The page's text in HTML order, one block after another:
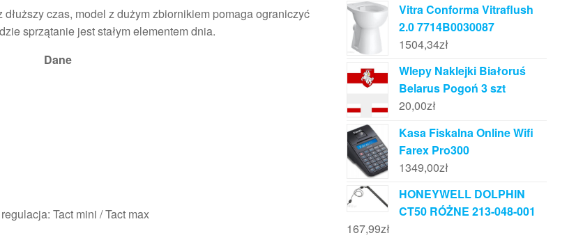
czas, model z dużym zbiornikiem pomaga ograniczyć
sprzątanie jest stałym elementem dnia.
Dane
Tact mini / Tact max
Vitra Conforma Vitraflush
2.0 7714B0030087
1504,34zł
Wlepy Naklejki Białoruś
Belarus Pogoń 3 szt
20,00zł
Kasa Fiskalna Online Wifi
Farex Pro300
1349,00zł
HONEYWELL DOLPHIN
CT50 RÓŻNE 213-048-001
167,99zł